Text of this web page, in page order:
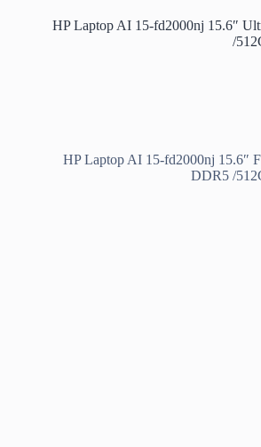
HP Laptop AI 15-fd2000nj 15.6″
/
HP Laptop AI 15-fd2000nj 15.6″
DDR5 /